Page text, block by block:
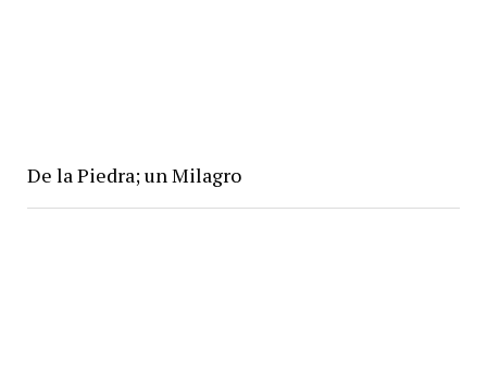
De la Piedra; un Milagro